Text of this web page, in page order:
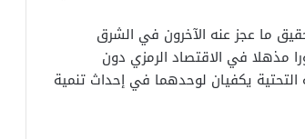
ما عجز عنه الآخرون في الشرق
مذهلا في الاقتصاد الرمزي دون
التحتية يكفيان لوحدهما في إحداث تنمية